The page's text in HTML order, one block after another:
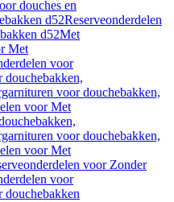
douches en
d52Reserveonderdelen
d52Met
Met
voor
voor douchebakken,
voor Met
voor douchebakken,
voor Met
voor Zonder
voor